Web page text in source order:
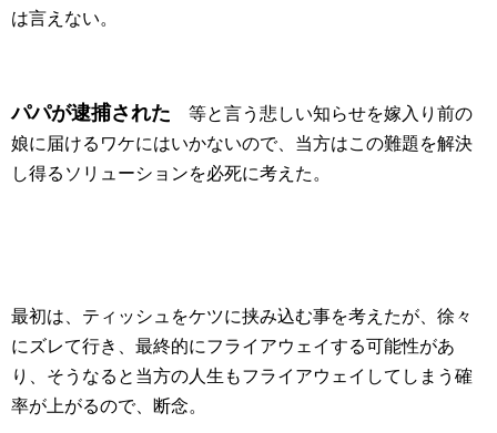
は言えない。
パパが逮捕された 等と言う悲しい知らせを嫁入り前の
娘に届けるワケにはいかないので、当方はこの難題を解決
し得るソリューションを必死に考えた。
最初は、ティッシュをケツに挟み込む事を考えたが、徐々
にズレて行き、最終的にフライアウェイする可能性があ
り、そうなると当方の人生もフライアウェイしてしまう確
率が上がるので、断念。